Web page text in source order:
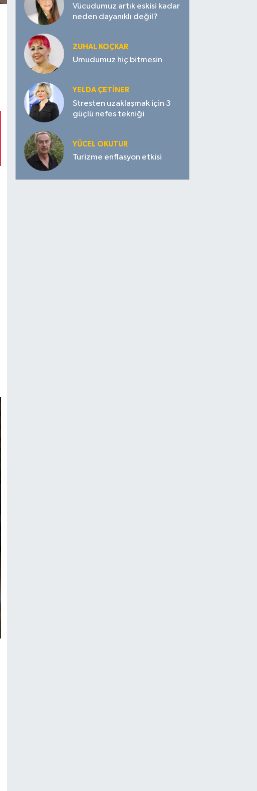
Vücudumuz artık eskisi kadar
neden dayanıklı değil?
ZUHAL KOÇKAR
Umudumuz hiç bitmesin
YELDA ÇETİNER
Stresten uzaklaşmak için 3
güçlü nefes tekniği
YÜCEL OKUTUR
Turizme enflasyon etkisi